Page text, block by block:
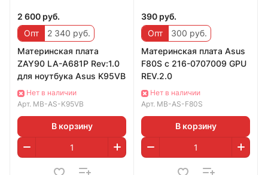
2 600 руб.
Опт
2 340 руб.
Материнская плата
ZAY90 LA-A681P Rev:1.0
для ноутбука Asus K95VB
Нет в наличии
Арт. MB-AS-K95VB
В корзину
390 руб.
Опт
300 руб.
Материнская плата Asus
F80S с 216-0707009 GPU
REV.2.0
Нет в наличии
Арт. MB-AS-F80S
В корзину